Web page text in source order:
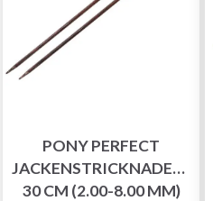
PONY PERFECT
JACKENSTRICKNADELN
30 CM (2.00-8.00 MM)